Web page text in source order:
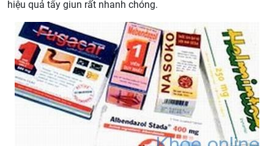
hiệu quả tẩy giun rất nhanh chóng.